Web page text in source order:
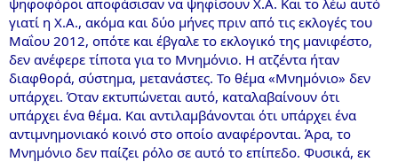
γιατί η Χ.Α., ακόμα και δύο μήνες πριν από τις εκλογές του
Μαΐου 2012, οπότε και έβγαλε το εκλογικό της μανιφέστο,
δεν ανέφερε τίποτα για το Μνημόνιο. Η ατζέντα ήταν
διαφθορά, σύστημα, μετανάστες. Το θέμα «Μνημόνιο» δεν
υπάρχει. Όταν εκτυπώνεται αυτό, καταλαβαίνουν ότι
υπάρχει ένα θέμα. Και αντιλαμβάνονται ότι υπάρχει ένα
αντιμνημονιακό κοινό στο οποίο αναφέρονται. Άρα, το
Μνημόνιο δεν παίζει ρόλο σε αυτό το επίπεδο. Φυσικά, εκ